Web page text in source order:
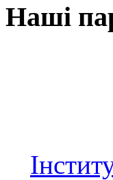
Наші